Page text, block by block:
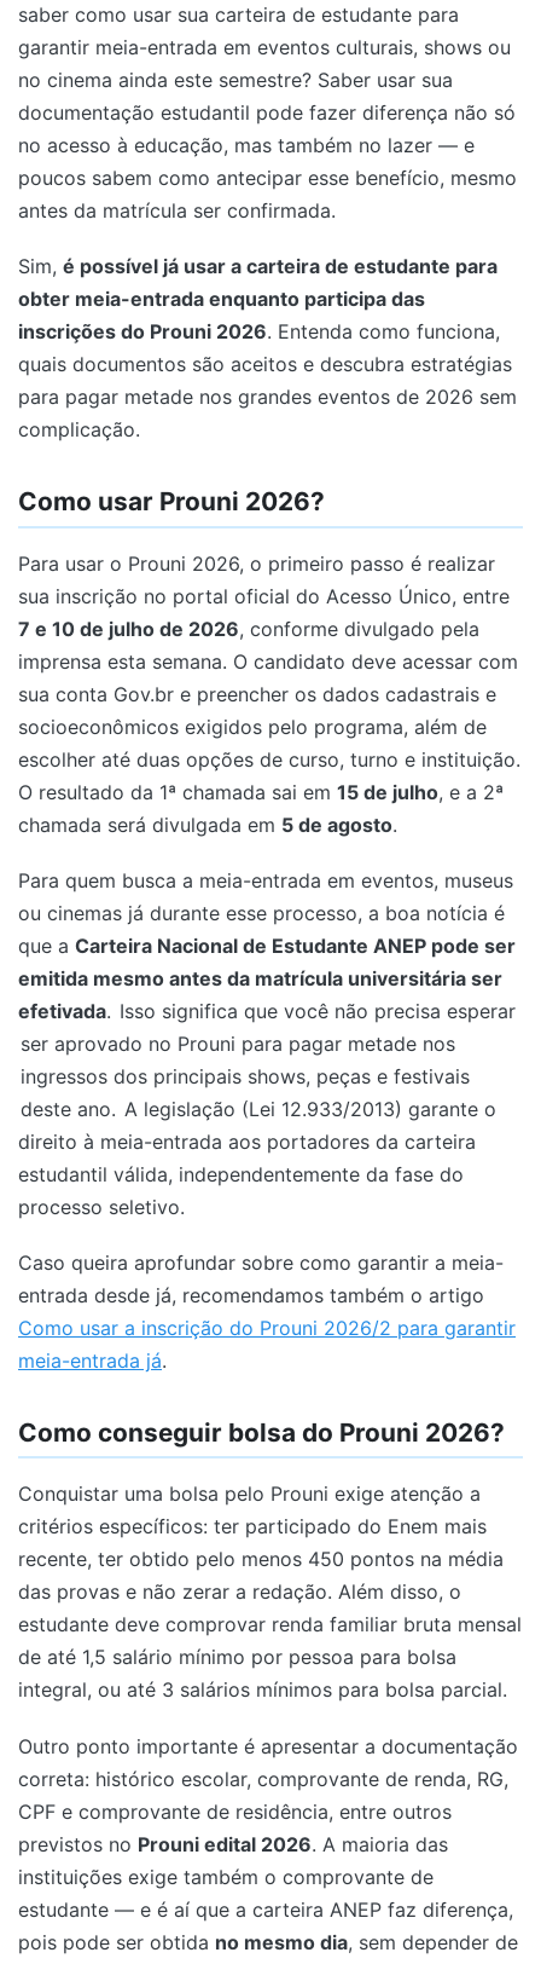
saber como usar sua carteira de estudante para
garantir meia-entrada em eventos culturais, shows ou
no cinema ainda este semestre? Saber usar sua
documentação estudantil pode fazer diferença não só
no acesso à educação, mas também no lazer — e
poucos sabem como antecipar esse benefício, mesmo
antes da matrícula ser confirmada.
Sim, é possível já usar a carteira de estudante para
obter meia-entrada enquanto participa das
inscrições do Prouni 2026. Entenda como funciona,
quais documentos são aceitos e descubra estratégias
para pagar metade nos grandes eventos de 2026 sem
complicação.
Como usar Prouni 2026?
Para usar o Prouni 2026, o primeiro passo é realizar
sua inscrição no portal oficial do Acesso Único, entre
7 e 10 de julho de 2026, conforme divulgado pela
imprensa esta semana. O candidato deve acessar com
sua conta Gov.br e preencher os dados cadastrais e
socioeconômicos exigidos pelo programa, além de
escolher até duas opções de curso, turno e instituição.
O resultado da 1ª chamada sai em 15 de julho, e a 2ª
chamada será divulgada em 5 de agosto.
Para quem busca a meia-entrada em eventos, museus
ou cinemas já durante esse processo, a boa notícia é
que a Carteira Nacional de Estudante ANEP pode ser
emitida mesmo antes da matrícula universitária ser
efetivada. Isso significa que você não precisa esperar
ser aprovado no Prouni para pagar metade nos
ingressos dos principais shows, peças e festivais
deste ano. A legislação (Lei 12.933/2013) garante o
direito à meia-entrada aos portadores da carteira
estudantil válida, independentemente da fase do
processo seletivo.
Caso queira aprofundar sobre como garantir a meia-
entrada desde já, recomendamos também o artigo
Como usar a inscrição do Prouni 2026/2 para garantir
meia-entrada já.
Como conseguir bolsa do Prouni 2026?
Conquistar uma bolsa pelo Prouni exige atenção a
critérios específicos: ter participado do Enem mais
recente, ter obtido pelo menos 450 pontos na média
das provas e não zerar a redação. Além disso, o
estudante deve comprovar renda familiar bruta mensal
de até 1,5 salário mínimo por pessoa para bolsa
integral, ou até 3 salários mínimos para bolsa parcial.
Outro ponto importante é apresentar a documentação
correta: histórico escolar, comprovante de renda, RG,
CPF e comprovante de residência, entre outros
previstos no Prouni edital 2026. A maioria das
instituições exige também o comprovante de
estudante — e é aí que a carteira ANEP faz diferença,
pois pode ser obtida no mesmo dia, sem depender de